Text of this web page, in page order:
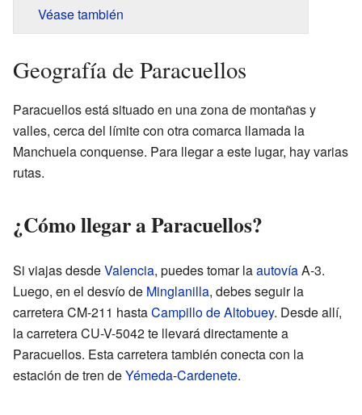
Véase también
Geografía de Paracuellos
Paracuellos está situado en una zona de montañas y
valles, cerca del límite con otra comarca llamada la
Manchuela conquense. Para llegar a este lugar, hay varias
rutas.
¿Cómo llegar a Paracuellos?
Si viajas desdeValencia, puedes tomar laautovíaA-3.
Luego, en el desvío de Minglanilla, debes seguir la
carretera CM-211 hastaCampillo de Altobuey. Desde allí,
la carretera CU-V-5042 te llevará directamente a
Paracuellos. Esta carretera también conecta con la
estación de tren deYémeda-Cardenete.